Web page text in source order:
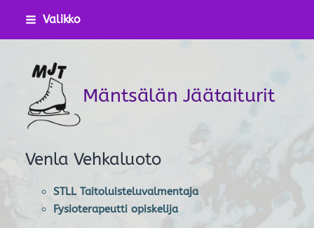
Siirry
Valikko
Mäntsälän Jäätaiturit
Venla Vehkaluoto
STLL Taitoluisteluvalmentaja
Fysioterapeutti opiskelija